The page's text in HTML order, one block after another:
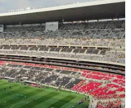
tế về vũ khí hóa